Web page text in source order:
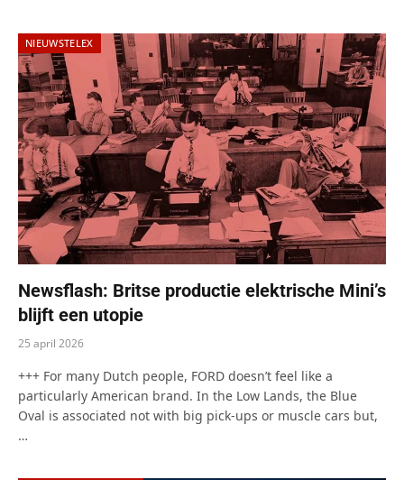
NIEUWSTELEX
Newsflash: Britse productie elektrische Mini’s
blijft een utopie
25 april 2026
+++ For many Dutch people, FORD doesn’t feel like a
particularly American brand. In the Low Lands, the Blue
Oval is associated not with big pick-ups or muscle cars but,
…